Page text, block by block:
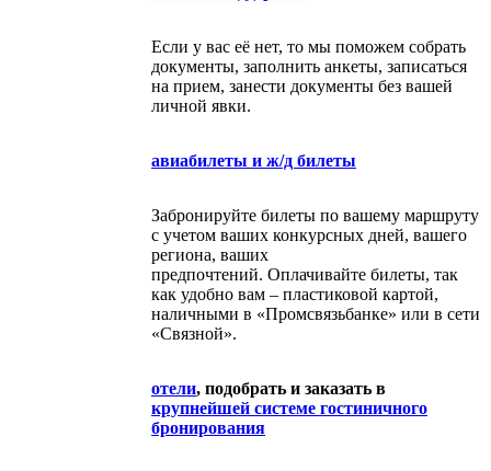
Если у вас её нет, то мы поможем собрать
документы, заполнить анкеты, записаться
на прием, занести документы без вашей
личной явки.
авиабилеты и ж/д билеты
Забронируйте билеты по вашему маршруту
с учетом ваших конкурсных дней, вашего
региона, ваших
предпочтений. Оплачивайте билеты, так
как удобно вам – пластиковой картой,
наличными в «Промсвязьбанке» или в сети
«Связной».
отели, подобрать и заказать в
крупнейшей системе гостиничного
бронирования